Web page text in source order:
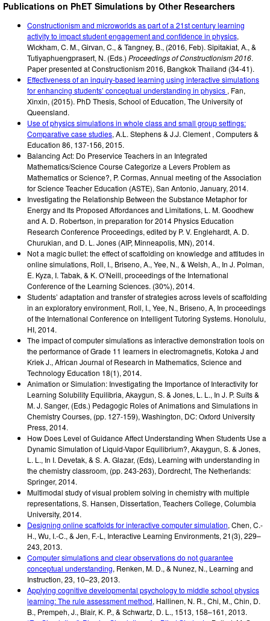
Publications on PhET Simulations by Other Researchers
Constructionism and microworlds as part of a 21st century learning
activity to impact student engagement and confidence in physics,
Wickham, C. M., Girvan, C., & Tangney, B., (2016, Feb). Sipitakiat, A., &
Tutiyaphuengprasert, N. (Eds.) Proceedings of Constructionism 2016.
Paper presented at Constructionism 2016, Bangkok Thailand (34-41).
Effectiveness of an inquiry-based learning using interactive simulations
for enhancing students’ conceptual understanding in physics , Fan,
Xinxin, (2015). PhD Thesis, School of Education, The University of
Queensland.
Use of physics simulations in whole class and small group settings:
Comparative case studies, A.L. Stephens & J.J. Clement , Computers &
Education 86, 137-156, 2015.
Balancing Act: Do Preservice Teachers in an Integrated
Mathematics/Science Course Categorize a Levers Problem as
Mathematics or Science?, P. Cormas, Annual meeting of the Association
for Science Teacher Education (ASTE), San Antonio, January, 2014.
Investigating the Relationship Between the Substance Metaphor for
Energy and Its Proposed Affordances and Limitations, L. M. Goodhew
and A. D. Robertson, in preparation for 2014 Physics Education
Research Conference Proceedings, edited by P. V. Englehardt, A. D.
Churukian, and D. L. Jones (AIP, Minneapolis, MN), 2014.
Not a magic bullet: the effect of scaffolding on knowledge and attitudes in
online simulations, Roll, I., Briseno, A., Yee, N., & Welsh, A., In J. Polman,
E. Kyza, I. Tabak, & K. O’Neill, proceedings of the International
Conference of the Learning Sciences. (30%), 2014.
Students’ adaptation and transfer of strategies across levels of scaffolding
in an exploratory environment, Roll, I., Yee, N., Briseno, A, In proceedings
of the International Conference on Intelligent Tutoring Systems. Honolulu,
HI, 2014.
The impact of computer simulations as interactive demonstration tools on
the performance of Grade 11 learners in electromagnetis, Kotoka J and
Kriek J., African Journal of Research in Mathematics, Science and
Technology Education 18(1), 2014.
Animation or Simulation: Investigating the Importance of Interactivity for
Learning Solubility Equilibria, Akaygun, S. & Jones, L. L., In J. P. Suits &
M. J. Sanger, (Eds.) Pedagogic Roles of Animations and Simulations in
Chemistry Courses, (pp. 127-159), Washington, DC: Oxford University
Press, 2014.
How Does Level of Guidance Affect Understanding When Students Use a
Dynamic Simulation of Liquid-Vapor Equilibrium?, Akaygun, S. & Jones,
L. L., In I. Devetak, & S. A. Glazar, (Eds), Learning with understanding in
the chemistry classroom, (pp. 243-263), Dordrecht, The Netherlands:
Springer, 2014.
Multimodal study of visual problem solving in chemistry with multiple
representations, S. Hansen, Dissertation, Teachers College, Columbia
University, 2014.
Designing online scaffolds for interactive computer simulation, Chen, C.-
H., Wu, I.-C., & Jen, F.-L , Interactive Learning Environments, 21(3), 229–
243, 2013.
Computer simulations and clear observations do not guarantee
conceptual understanding, Renken, M. D., & Nunez, N., Learning and
Instruction, 23, 10–23, 2013.
Applying cognitive developmental psychology to middle school physics
learning: The rule assessment method, Hallinen, N. R., Chi, M., Chin, D.
B., Prempeh, J., Blair, K. P., & Schwartz, D. L., 1513, 158–161, 2013.